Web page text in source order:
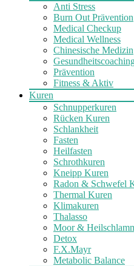
Anti Stress
Burn Out Prävention
Medical Checkup
Medical Wellness
Chinesische Medizin
Prävention
Fitness & Aktiv
Kuren
Schnupperkuren
Rücken Kuren
Schlankheit
Fasten
Heilfasten
Schrothkuren
Kneipp Kuren
Radon & Schwefel
Thermal Kuren
Klimakuren
Thalasso
Moor &
Detox
F.X.Mayr
Metabolic Balance